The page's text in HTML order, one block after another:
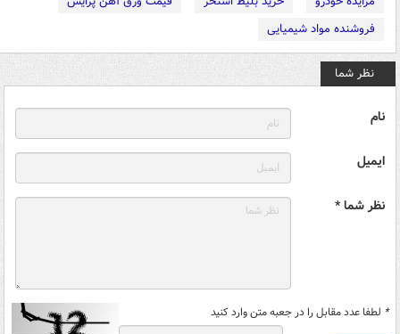
فروشنده مواد شیمیایی
نظر شما
نام
ایمیل
نظر شما *
* لطفا عدد مقابل را در جعبه متن وارد کنید